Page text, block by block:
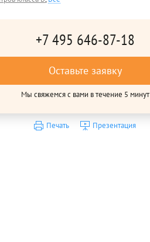
+7 495 646-87-18
Оставьте заявку
Мы свяжемся с вами в течение 5 минут
Печать Презентация